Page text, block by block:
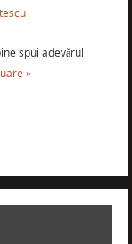
spui adevărul
»